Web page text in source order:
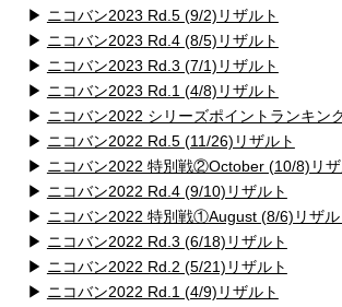
▶ ニコバン2023 Rd.5 (9/2)リザルト
▶ ニコバン2023 Rd.4 (8/5)リザルト
▶ ニコバン2023 Rd.3 (7/1)リザルト
▶ ニコバン2023 Rd.1 (4/8)リザルト
▶ ニコバン2022 シリーズポイントランキン
▶ ニコバン2022 Rd.5 (11/26)リザルト
▶ ニコバン2022 特別戦②October (10/8)リザ
▶ ニコバン2022 Rd.4 (9/10)リザルト
▶ ニコバン2022 特別戦①August (8/6)リザル
▶ ニコバン2022 Rd.3 (6/18)リザルト
▶ ニコバン2022 Rd.2 (5/21)リザルト
▶ ニコバン2022 Rd.1 (4/9)リザルト